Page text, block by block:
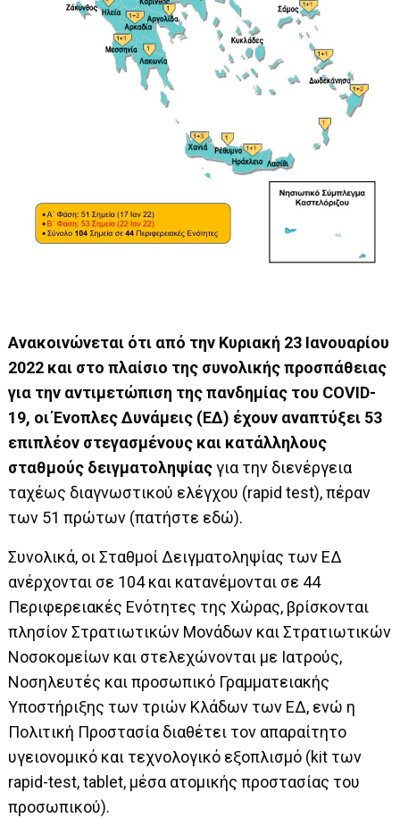
Ανακοινώνεται ότι από την Κυριακή 23 Ιανουαρίου
2022 και στο πλαίσιο της συνολικής προσπάθειας
για την αντιμετώπιση της πανδημίας του COVID-
19, οι Ένοπλες Δυνάμεις (ΕΔ) έχουν αναπτύξει 53
επιπλέον στεγασμένους και κατάλληλους
σταθμούς δειγματοληψίαςγια την διενέργεια
ταχέως διαγνωστικού ελέγχου (rapid test), πέραν
των 51 πρώτων (πατήστε εδώ).
Συνολικά, οι Σταθμοί Δειγματοληψίας των ΕΔ
ανέρχονται σε 104 και κατανέμονται σε 44
Περιφερειακές Ενότητες της Χώρας, βρίσκονται
πλησίον Στρατιωτικών Μονάδων και Στρατιωτικών
Νοσοκομείων και στελεχώνονται με Ιατρούς,
Νοσηλευτές και προσωπικό Γραμματειακής
Υποστήριξης των τριών Κλάδων των ΕΔ, ενώ η
Πολιτική Προστασία διαθέτει τον απαραίτητο
υγειονομικό και τεχνολογικό εξοπλισμό (kit των
rapid-test, tablet, μέσα ατομικής προστασίας του
προσωπικού).